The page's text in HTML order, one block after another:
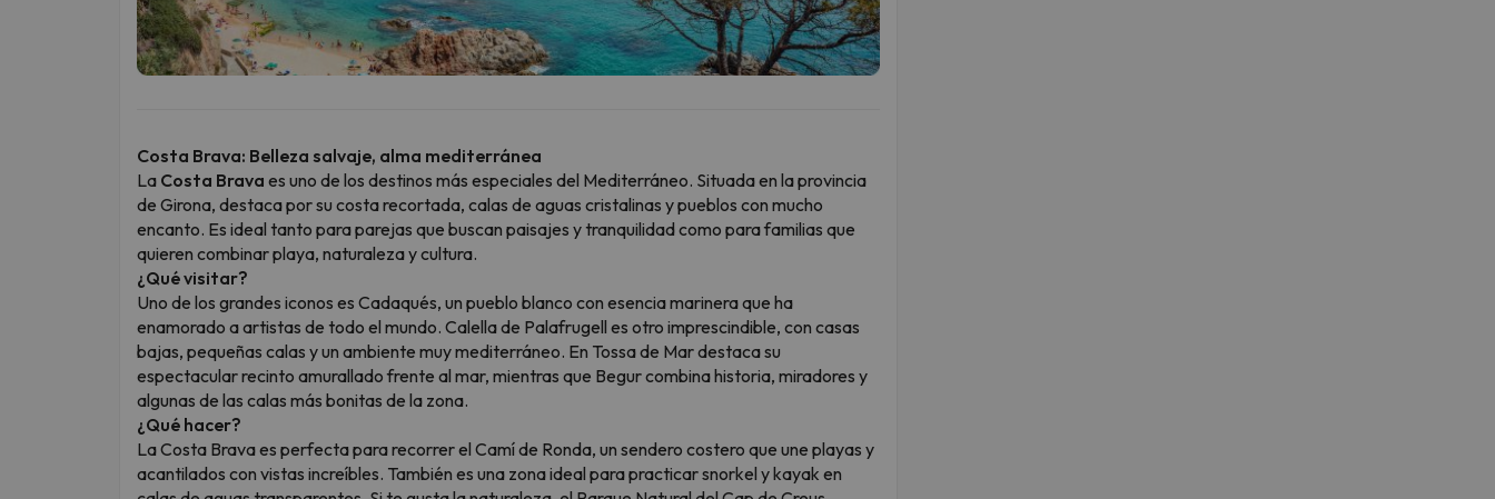
Costa Brava: Belleza salvaje, alma mediterránea
La Costa Brava es uno de los destinos más especiales del Mediterráneo. Situada en la provincia
de Girona, destaca por su costa recortada, calas de aguas cristalinas y pueblos con mucho
encanto. Es ideal tanto para parejas que buscan paisajes y tranquilidad como para familias que
quieren combinar playa, naturaleza y cultura.
¿Qué visitar?
Uno de los grandes iconos es Cadaqués, un pueblo blanco con esencia marinera que ha
enamorado a artistas de todo el mundo. Calella de Palafrugell es otro imprescindible, con casas
bajas, pequeñas calas y un ambiente muy mediterráneo. En Tossa de Mar destaca su
espectacular recinto amurallado frente al mar, mientras que Begur combina historia, miradores y
algunas de las calas más bonitas de la zona.
¿Qué hacer?
La Costa Brava es perfecta para recorrer el Camí de Ronda, un sendero costero que une playas y
acantilados con vistas increíbles. También es una zona ideal para practicar snorkel y kayak en